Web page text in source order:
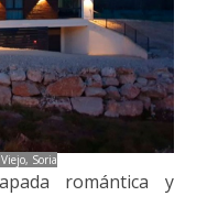
Soria
romántica y